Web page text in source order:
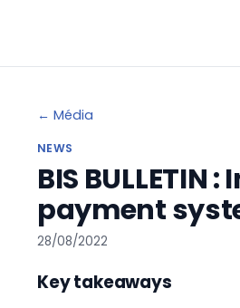
← Média
NEWS
BIS
payment
28/08/2022
Key takeaways